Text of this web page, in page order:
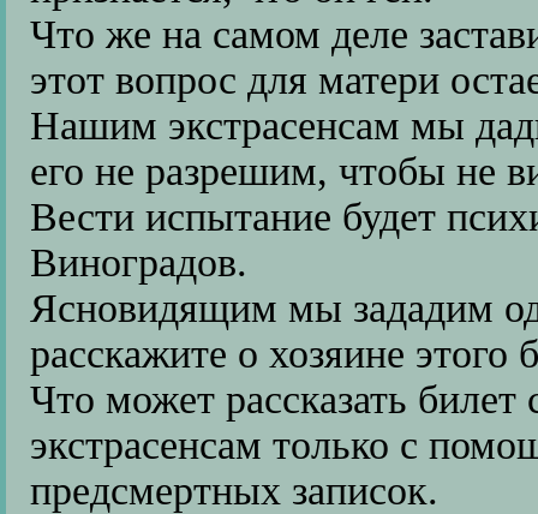
Что же на самом деле
этот вопрос для матери
Нашим экстрасенсам мы
его не разрешим, чтобы не
Вести испытание будет
Виноградов.
Ясновидящим мы зададим
расскажите о хозяине этого
Что может рассказать
экстрасенсам только с
предсмертных записок.